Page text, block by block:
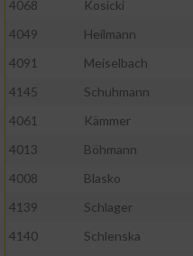
4068
Kosicki
4049
Heilmann
4091
Meiselbach
4145
Schuhmann
4061
Kämmer
4013
Böhmann
4008
Blasko
4139
Schlager
4140
Schlenska